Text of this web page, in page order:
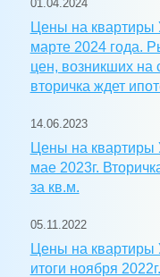
01.04.2024
Цены на
марте 2024 года.
цен, возникших на
вторичка ждет
14.06.2023
Цены на
мае 2023г.
за кв.м.
05.11.2022
Цены на
итоги ноября